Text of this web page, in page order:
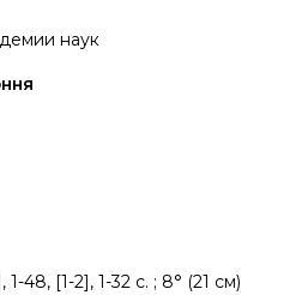
наук
1-48, [1-2], 1-32 c. ; 8° (21 см)